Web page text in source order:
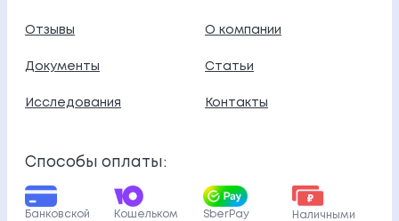
Отзывы О компании
Документы Статьи
Исследования Контакты
Способы оплаты:
Банковской
Кошельком
SberPay Наличными